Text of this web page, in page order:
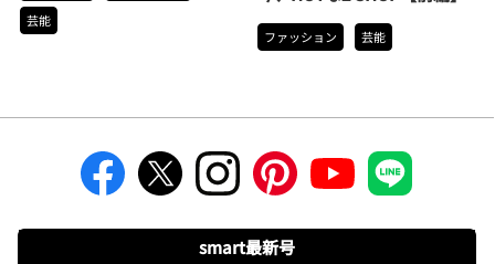
芸能
ファッション 芸能
smart最新号